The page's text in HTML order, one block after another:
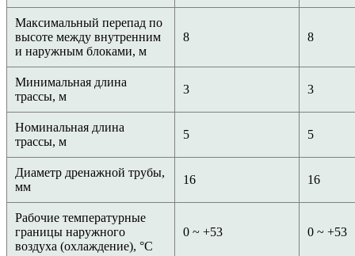
Максимальный перепад по
высоте между внутренним
и наружным блоками, м
8 8
Минимальная длина
трассы, м
3 3
Номинальная длина
трассы, м
5 5
Диаметр дренажной трубы,
мм
16 16
Рабочие температурные
границы наружного
воздуха (охлаждение), °C
0 ~ +53 0 ~ +53